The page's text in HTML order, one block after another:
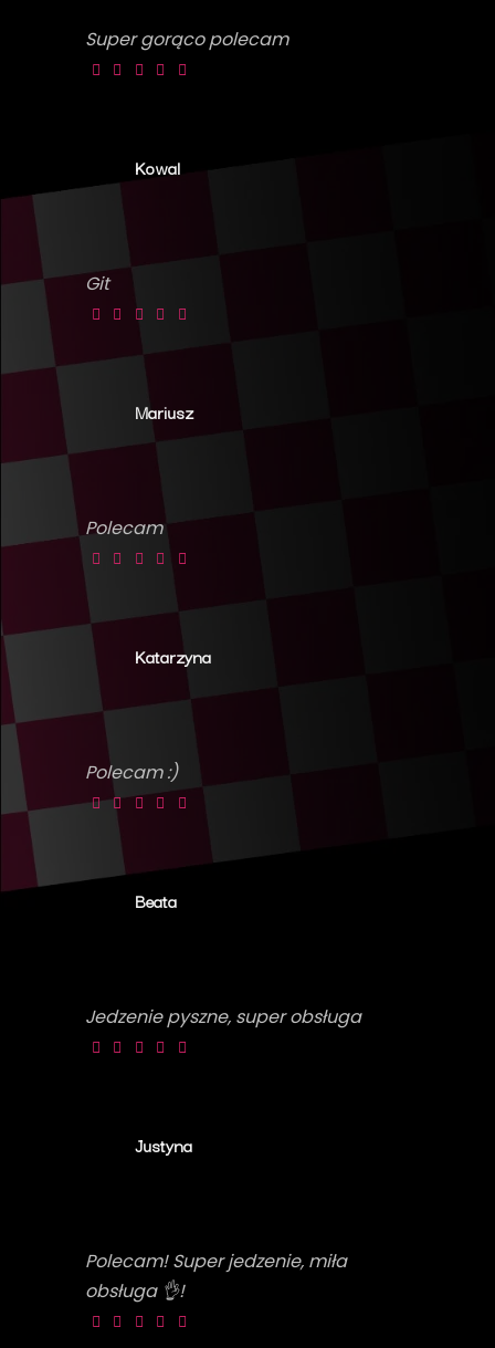
Super gorąco polecam
Kowal
Git
Mariusz
Polecam
Katarzyna
Polecam :)
Beata
Jedzenie pyszne, super obsługa
Justyna
Polecam! Super jedzenie, miła
obsługa 👌!